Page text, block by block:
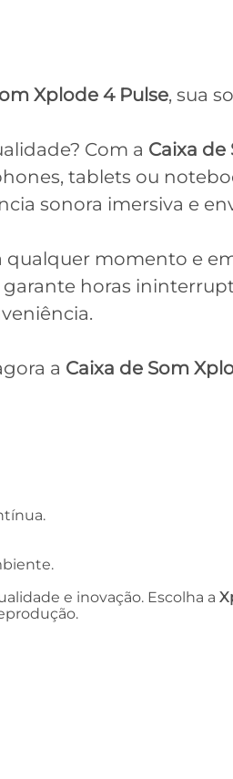
Xplode 4 Pulse, sua
Com a Caixa de
tablets ou
sonora imersiva e
momento e
horas
a Caixa de Som
e inovação. Escolha a